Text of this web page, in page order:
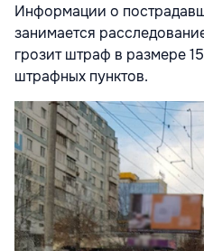
Информации о
занимается
грозит штраф в размере
штрафных пунктов.